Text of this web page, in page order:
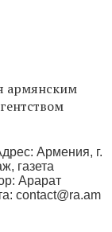
армянским
Армения, г.
газета
Арарат
contact@ra.am